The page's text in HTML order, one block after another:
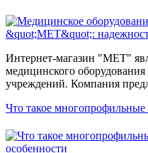
Интернет-магазин "МЕТ"
медицинского
учреждений. Компания
Что такое